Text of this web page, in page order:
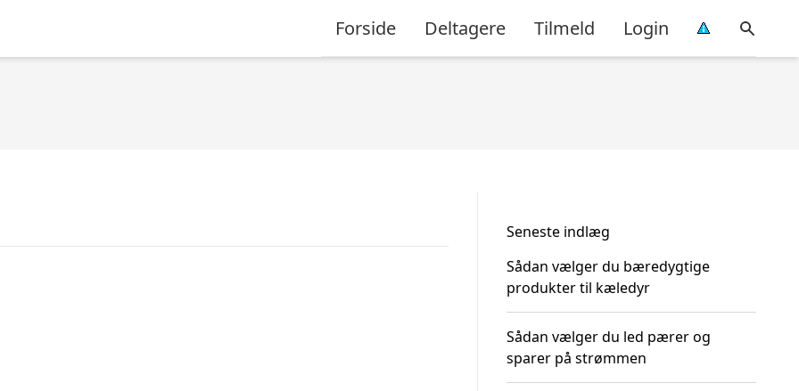
Forside Deltagere Tilmeld Login
Seneste indlæg
Sådan vælger du bæredygtige
produkter til kæledyr
Sådan vælger du led pærer og
sparer på strømmen